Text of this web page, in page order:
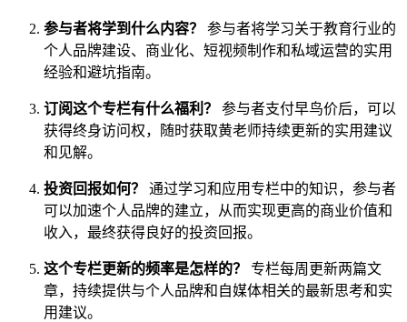
参与者将学到什么内容？
参与者将学习关于教育行业的
个人品牌建设、商业化、短视频制作和私域运营的实用
经验和避坑指南。
订阅这个专栏有什么福利？
参与者支付早鸟价后，可以
获得终身访问权，随时获取黄老师持续更新的实用建议
和见解。
投资回报如何？
通过学习和应用专栏中的知识，参与者
可以加速个人品牌的建立，从而实现更高的商业价值和
收入，最终获得良好的投资回报。
这个专栏更新的频率是怎样的？
专栏每周更新两篇文
章，持续提供与个人品牌和自媒体相关的最新思考和实
用建议。